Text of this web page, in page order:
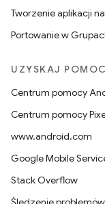
Tworzenie aplikacji
Portowanie w
UZYSKAJ POMOC
Centrum pomocy
Centrum pomocy
www.android.com
Google Mobile
Stack Overflow